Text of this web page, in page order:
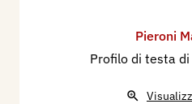
Pieroni
Profilo di testa di